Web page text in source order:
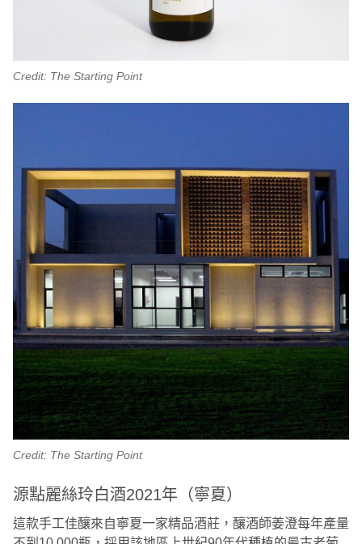
Credit: The Starting Point
Credit: The Starting Point
源點麗絲玲白酒2021年（寧夏）
這款手工佳釀來自寧夏一家精品酒莊，釀酒師姜澄每年產量